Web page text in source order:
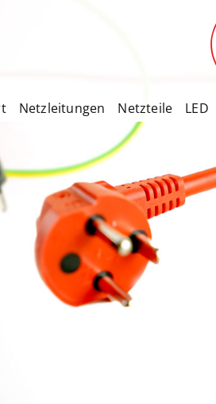
Netzleitungen Netzteile LED